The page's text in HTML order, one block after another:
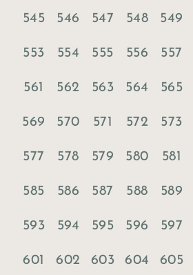
545 546 547 548 549
553 554 555 556 557
561 562 563 564 565
569 570 571 572 573
577 578 579 580 581
585 586 587 588 589
593 594 595 596 597
601 602 603 604 605